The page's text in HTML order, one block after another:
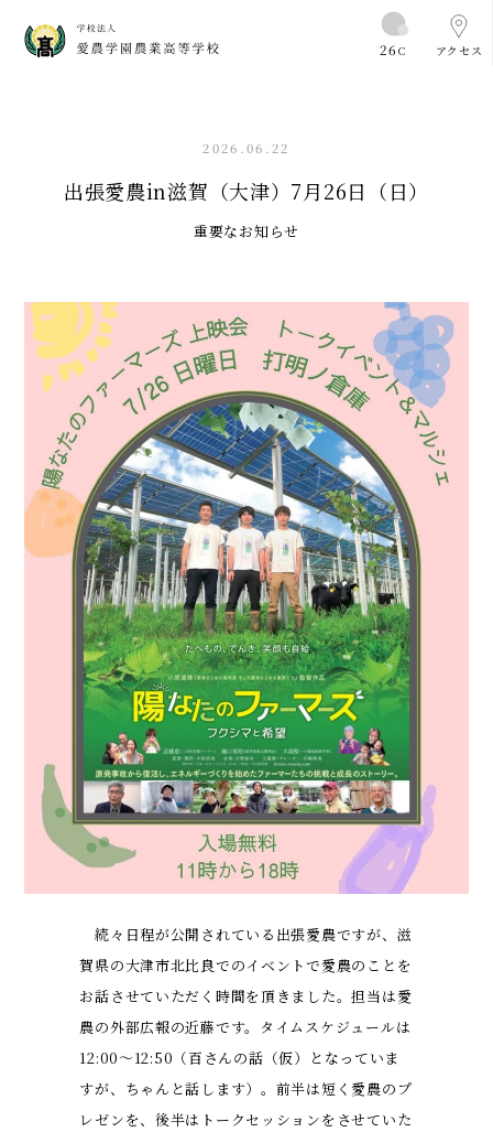
アクセス
26 C
2026.06.22
出張愛農in滋賀（大津）7月26日（日）
重要なお知らせ
続々日程が公開されている出張愛農ですが、滋
賀県の大津市北比良でのイベントで愛農のことを
お話させていただく時間を頂きました。担当は愛
農の外部広報の近藤です。タイムスケジュールは
12:00〜12:50（百さんの話（仮）となっていま
すが、ちゃんと話します）。前半は短く愛農のプ
レゼンを、後半はトークセッションをさせていた